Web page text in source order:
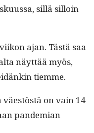
sil­lä sil­loin
ajan. Tästä saa
näyt­tää myös,
tiemme.
on vain 14
pan­demi­an